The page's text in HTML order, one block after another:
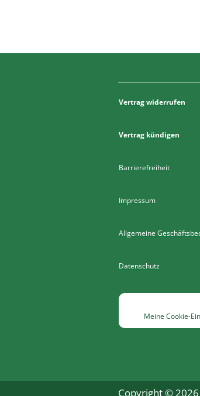
Vertrag widerrufen
Vertrag kündigen
Barrierefreiheit
Impressum
Allgemeine
Datenschutz
Meine Cookie-
Copyright ©